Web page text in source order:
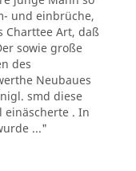
und einbrüche,
Charttee Art, daß
sowie große
des
Neubaues
smd diese
einäscherte . In
..."